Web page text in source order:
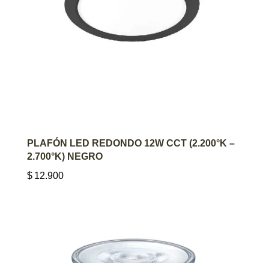
AGREGAR AL CARRITO
PLAFÓN LED REDONDO 12W CCT (2.200°K –
2.700°K) NEGRO
$ 12.900